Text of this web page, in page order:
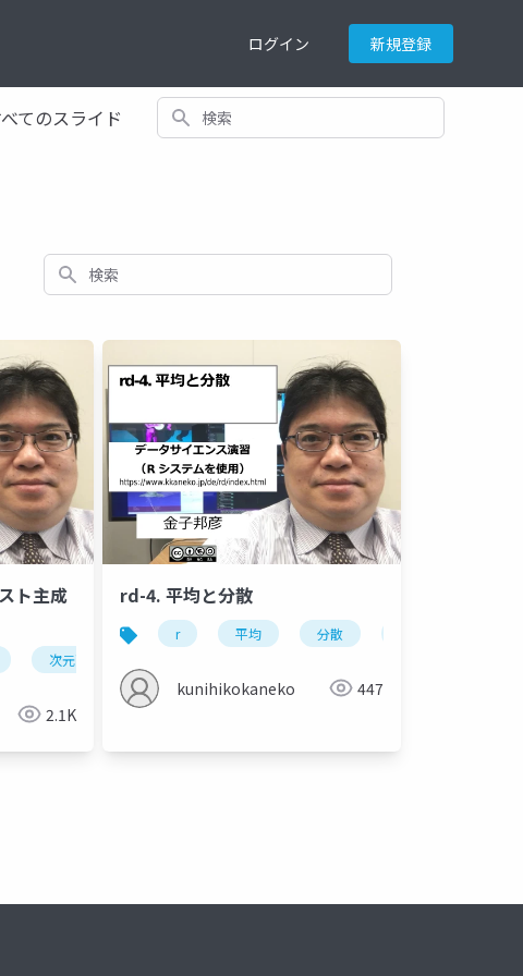
ログイン 新規登録
てのスライド 検索
検索
ト主成
次元削減
2.1K
rd-4. 平均と分散
r 平均 分散
kunihikokaneko 447